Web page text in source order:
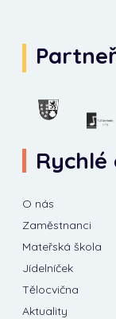
Rychlé
O nás
Zaměstnanci
Mateřská škola
Jídelníček
Tělocvična
Aktuality